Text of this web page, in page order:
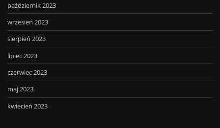
październik 2023
wrzesień 2023
sierpień 2023
lipiec 2023
czerwiec 2023
maj 2023
kwiecień 2023